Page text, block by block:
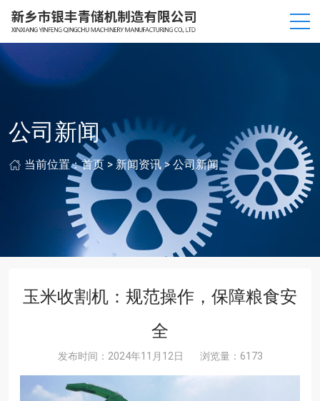
公司新闻
当前位置：首页 > 新闻资讯 >公司新闻
玉米收割机：规范操作，保障粮食安
全
发布时间：2024年11月12日 浏览量：6173